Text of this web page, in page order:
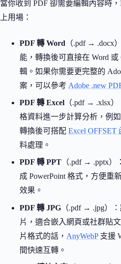
當你收到 PDF 卻需要編輯內容時
上用場：
PDF 轉 Word （.pdf → .docx
能，轉換後可直接在 Word 或
輯。如果你需要更完整的
案，可以參考 Adobe .new
PDF 轉 Excel （.pdf → .xlsx
格資料進一步計算分析，例
轉換後可搭配 Excel OFFSET
料處理。
PDF 轉 PPT （.pdf → .pptx）
成 PowerPoint 格式，方便重
效果。
PDF 轉 JPG （.pdf → .jpg）
片，適合嵌入網頁或社群貼
片格式的話， AnyWebP支援
間快速互轉。